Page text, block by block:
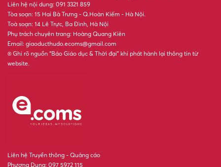
Liên hệ nội dung: 091 3321 859
Tòa soạn: 15 Hai Bà Trưng - Q.Hoàn Kiếm - Hà Nội.
Toà soạn: 14 Lê Trực, Ba Đình, Hà Nội
Phụ trách chuyên trang: Hoàng Quang Kiên
Email: giaoducthudo.ecoms@gmail.com
® Ghi rõ nguồn “Báo Giáo dục & Thời đại” khi phát hành lại thông tin từ
website.
Liên hệ Truyền thông - Quảng cáo
Phương Dung: 097 5972 115